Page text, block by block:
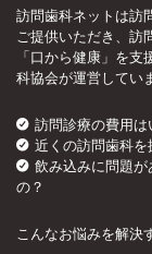
訪問歯科ネットは訪
ご提供いただき、訪
「口から健康」を
科協会が運営してい
訪問診療の費用は
近くの訪問歯科を
飲み込みに問題
の？
こんなお悩みを解決